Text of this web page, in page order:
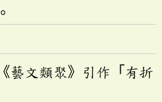
藝文類聚》引作「有折